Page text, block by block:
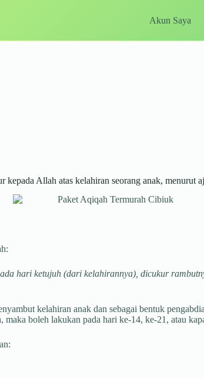
Akun Saya
Allah atas kelahiran seorang anak, menurut
hari ketujuh (dari kelahirannya), dicukur
kelahiran anak dan sebagai bentuk
boleh lakukan pada hari ke-14, ke-21, atau